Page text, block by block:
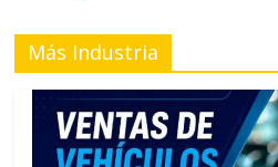
Más Industria